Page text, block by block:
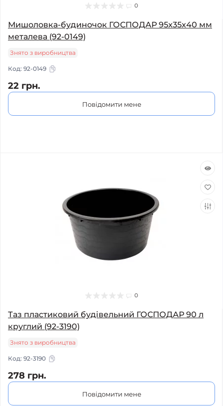
0
Мишоловка-будиночок ГОСПОДАР 95х35х40 мм
металева (92-0149)
Знято з виробництва
Код: 92-0149
22 грн.
Повідомити мене
0
Таз пластиковий будівельний ГОСПОДАР 90 л
круглий (92-3190)
Знято з виробництва
Код: 92-3190
278 грн.
Повідомити мене